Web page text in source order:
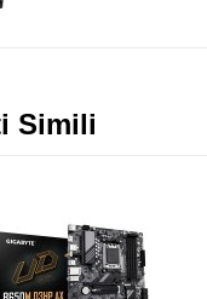
Simili